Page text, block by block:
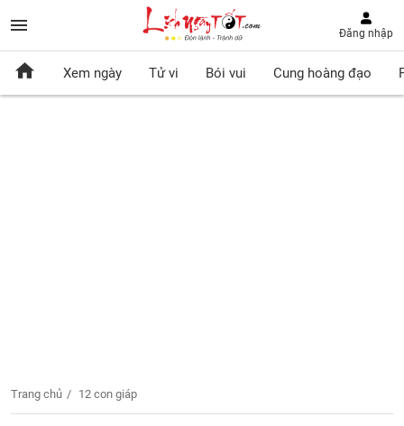
Đăng nhập
Xem ngày Tử vi Bói vui Cung hoàng đạo
Trang chủ 12 con giáp